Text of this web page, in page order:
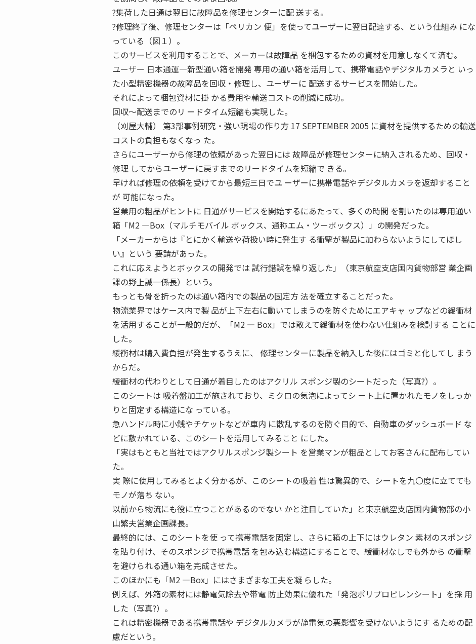
?集荷した日通は翌日に故障品を修理センターに配 送する。
?修理終了後、修理センターは「ペリカン 便」を使ってユーザーに翌日配達する、という仕組み にな
っている（図１）。
このサービスを利用することで、メーカーは故障品 を梱包するための資材を用意しなくて済む。
ユーザー 日本通運―新型通い箱を開発 専用の通い箱を活用して、携帯電話やデジタルカメラと いっ
た小型精密機器の故障品を回収・修理し、ユーザーに 配送するサービスを開始した。
それによって梱包資材に掛 かる費用や輸送コストの削減に成功。
回収〜配送までのリ ードタイム短縮も実現した。
（刈屋大輔） 第3部事例研究・強い現場の作り方 17 SEPTEMBER 2005 に資材を提供するための輸送
コストの負担もなくなっ た。
さらにユーザーから修理の依頼があった翌日には 故障品が修理センターに納入されるため、回収・
修理 してからユーザーに戻すまでのリードタイムを短縮で きる。
早ければ修理の依頼を受けてから最短三日でユ ーザーに携帯電話やデジタルカメラを返却すること
が 可能になった。
営業用の粗品がヒントに 日通がサービスを開始するにあたって、多くの時間 を割いたのは専用通い
箱「M2 ―Box（マルチモバイル ボックス、通称エム・ツーボックス）」の開発だった。
「メーカーからは『とにかく輸送や荷扱い時に発生す る衝撃が製品に加わらないようにしてほし
い』という 要請があった。
これに応えようとボックスの開発では 試行錯誤を繰り返した」（東京航空支店国内貨物部営 業企画
課の野上誠一係長）という。
もっとも骨を折ったのは通い箱内での製品の固定方 法を確立することだった。
物流業界ではケース内で製 品が上下左右に動いてしまうのを防ぐためにエアキャ ップなどの緩衝材
を活用することが一般的だが、「M2 ― Box」では敢えて緩衝材を使わない仕組みを検討する ことに
した。
緩衝材は購入費負担が発生するうえに、 修理センターに製品を納入した後にはゴミと化してし まう
からだ。
緩衝材の代わりとして日通が着目したのはアクリル スポンジ製のシートだった（写真?）。
このシートは 吸着盤加工が施されており、ミクロの気泡によってシ ート上に置かれたモノをしっか
りと固定する構造にな っている。
急ハンドル時に小銭やチケットなどが車内 に散乱するのを防ぐ目的で、自動車のダッシュボード な
どに敷かれている、このシートを活用してみること にした。
「実はもともと当社ではアクリルスポンジ製シート を営業マンが粗品としてお客さんに配布してい
た。
実 際に使用してみるとよく分かるが、このシートの吸着 性は驚異的で、シートを九〇度に立てても
モノが落ち ない。
以前から物流にも役に立つことがあるのでない かと注目していた」と東京航空支店国内貨物部の小
山繁夫営業企画課長。
最終的には、このシートを使 って携帯電話を固定し、さらに箱の上下にはウレタン 素材のスポンジ
を貼り付け、そのスポンジで携帯電話 を包み込む構造にすることで、緩衝材なしでも外から の衝撃
を避けられる通い箱を完成させた。
このほかにも「M2 ―Box」にはさまざまな工夫を凝 らした。
例えば、外箱の素材には静電気除去や帯電 防止効果に優れた「発泡ポリプロピレンシート」を採 用
した（写真?）。
これは精密機器である携帯電話や デジタルカメラが静電気の悪影響を受けないようにす るための配
慮だという。